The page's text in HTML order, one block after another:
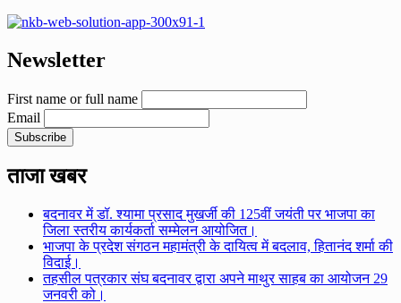
Newsletter
First name or full name
Email
ताजा खबर
बदनावर में डॉ. श्यामा प्रसाद मुखर्जी की 125वीं जयंती पर भाजपा का
जिला स्तरीय कार्यकर्ता सम्मेलन आयोजित।
भाजपा के प्रदेश संगठन महामंत्री के दायित्व में बदलाव, हितानंद शर्मा की
विदाई।
तहसील पत्रकार संघ बदनावर द्वारा अपने माथुर साहब का आयोजन 29
जनवरी को।